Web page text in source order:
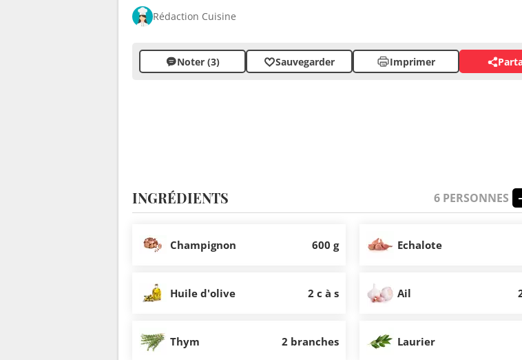
garniture généreuse qui embaume la cuisine et donne du caractère à vos
de saveur.
Rédaction Cuisine
Noter (3) Sauvegarder Imprimer
INGRÉDIENTS 6 PERSONNES
Champignon 600 g Echalote
Huile d'olive 2 c à s Ail
Thym 2 branches Laurier